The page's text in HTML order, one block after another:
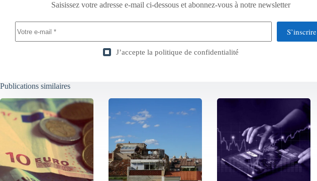
Saisissez votre adresse e-mail ci-dessous et abonnez-vous à notre newsletter
S’inscrire
J’accepte la politique de confidentialité
Publications similaires